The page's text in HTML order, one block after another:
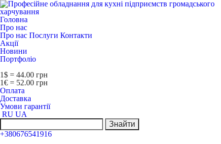
Головна
Про нас
Про нас Послуги Контакти
Акції
Новини
Портфоліо
1$ = 44.00 грн
1€ = 52.00 грн
Оплата
Доставка
Умови гарантії
RU UA
Знайти
+380676541916